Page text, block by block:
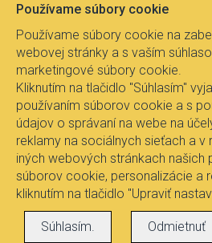
Všetky práva vyhradené ©
Používame súbory cookie
Používame súbory cookie na
webovej stránky a s vaším
marketingové súbory cookie.
Kliknutím na tlačidlo "Súhlasím"
používaním súborov cookie a s
údajov o správaní na webe na
reklamy na sociálnych sieťach a v
iných webových stránkach našich
súborov cookie, personalizácie a
kliknutím na tlačidlo "Upraviť
Súhlasím. Odmietnuť